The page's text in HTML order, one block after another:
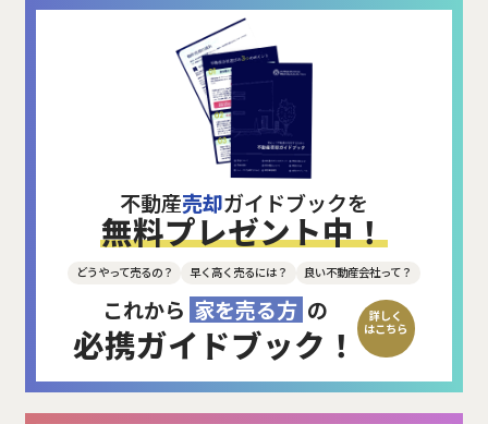
不動産売却ガイドブックを
無料プレゼント中！
どうやって売るの？ 早く高く売るには？ 良い不動産会社って？
これから 家を売る方 の
必携ガイドブック！
詳しく
はこちら